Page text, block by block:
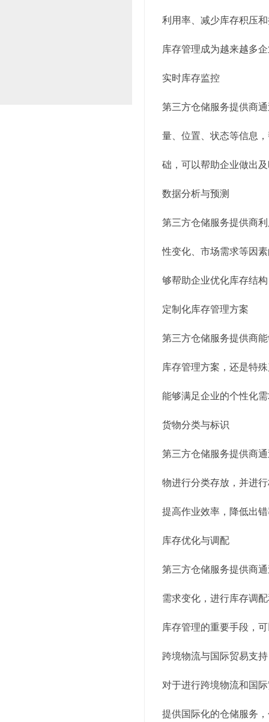
利用率、减少库存积压
库存管理成为越来越多
实时库存监控
第三方仓储服务提供商
量、位置、状态等信息
础，可以帮助企业做出
数据分析与预测
第三方仓储服务提供商
性变化、市场需求等因
够帮助企业优化库存结
定制化库存管理方案
第三方仓储服务提供商
库存管理方案，还是特
能够满足企业的个性化
货物分类与标识
第三方仓储服务提供商
物进行分类存放，并进
提高作业效率，降低出
库存优化与调配
第三方仓储服务提供商
需求变化，进行库存调
库存管理的重要手段，
跨境物流与国际贸易支持
对于进行跨境物流和国
提供国际化的仓储服务